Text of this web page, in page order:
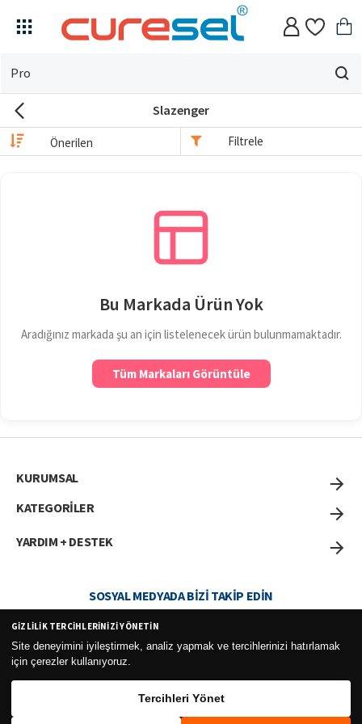
Evin
için
arıyorsun?
Slazenger
Filtrele
Bu Markada Ürün Yok
Aradığınız markada şu an için listelenecek ürün bulunmamaktadır.
Tüm Markaları Görüntüle
KURUMSAL
KATEGORİLER
YARDIM + DESTEK
SOSYAL MEDYADA BIZI TAKIP EDIN
GIZLILIK TERCIHLERINIZI YÖNETIN
Site deneyimini iyileştirmek, analiz yapmak ve tercihlerinizi hatırlamak
için çerezler kullanıyoruz.
Tercihleri Yönet